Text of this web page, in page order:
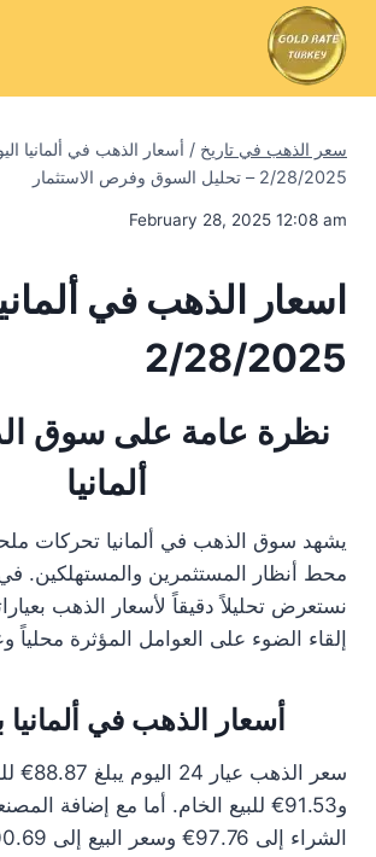
سعر الذهب في تاريخ / أسعار الذهب في ألمانيا
2/28/2025 – تحليل السوق وفرص الاستثمار
February 28, 2025 12:08 am
اسعار الذهب في
2/28/2025
نظرة عامة على سوق
ألمانيا
يشهد سوق الذهب في ألمانيا تحركات
محط أنظار المستثمرين والمستهلكين. في
نستعرض تحليلاً دقيقاً لأسعار الذهب
إلقاء الضوء على العوامل المؤثرة محلياً
أسعار الذهب في ألمانيا
سعر الذهب
و91.53€ للبيع الخام. أما مع إضافة